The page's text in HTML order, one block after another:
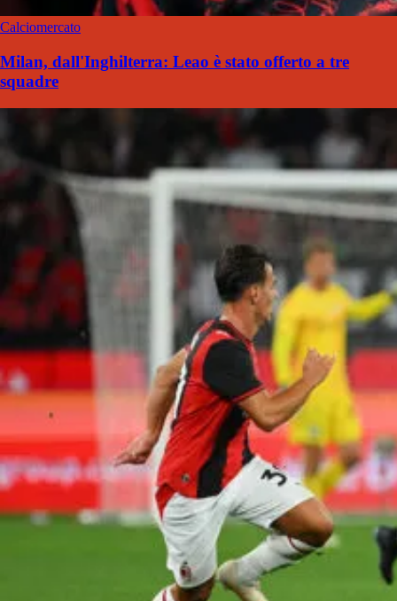
Calciomercato
Milan, dall'Inghilterra: Leao è stato offerto a tre
squadre